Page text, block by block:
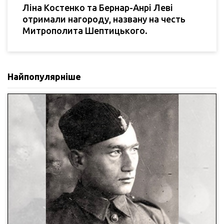
Ліна Костенко та Бернар-Анрі Леві
отримали нагороду, названу на честь
Митрополита Шептицького.
Найпопулярніше